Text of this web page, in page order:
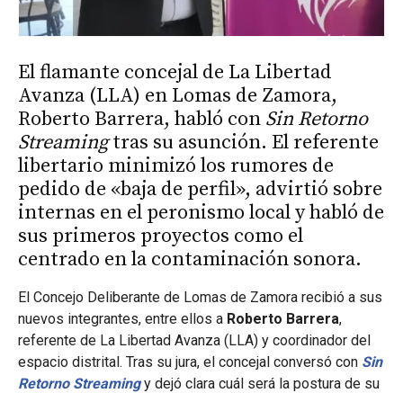
El flamante concejal de La Libertad
Avanza (LLA) en Lomas de Zamora,
Roberto Barrera, habló con Sin Retorno
Streamingtras su asunción. El referente
libertario minimizó los rumores de
pedido de «baja de perfil», advirtió sobre
internas en el peronismo local y habló de
sus primeros proyectos como el
centrado en la contaminación sonora.
El Concejo Deliberante de Lomas de Zamora recibió a sus
nuevos integrantes, entre ellos a Roberto Barrera,
referente de La Libertad Avanza (LLA) y coordinador del
espacio distrital. Tras su jura, el concejal conversó con Sin
Retorno Streamingy dejó clara cuál será la postura de su